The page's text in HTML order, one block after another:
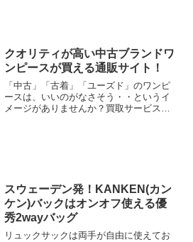
クオリティが高い中古ブランドワ
ンピースが買える通販サイト！
「中古」「古着」「ユーズド」のワンピ
ースは、いいのがなさそう・・というイ
メージがありませんか？買取サービスに
スウェーデン発！KANKEN(カン
ケン)バックはオンオフ使える優
秀2wayバッグ
リュックサックは両手が自由に使えてお